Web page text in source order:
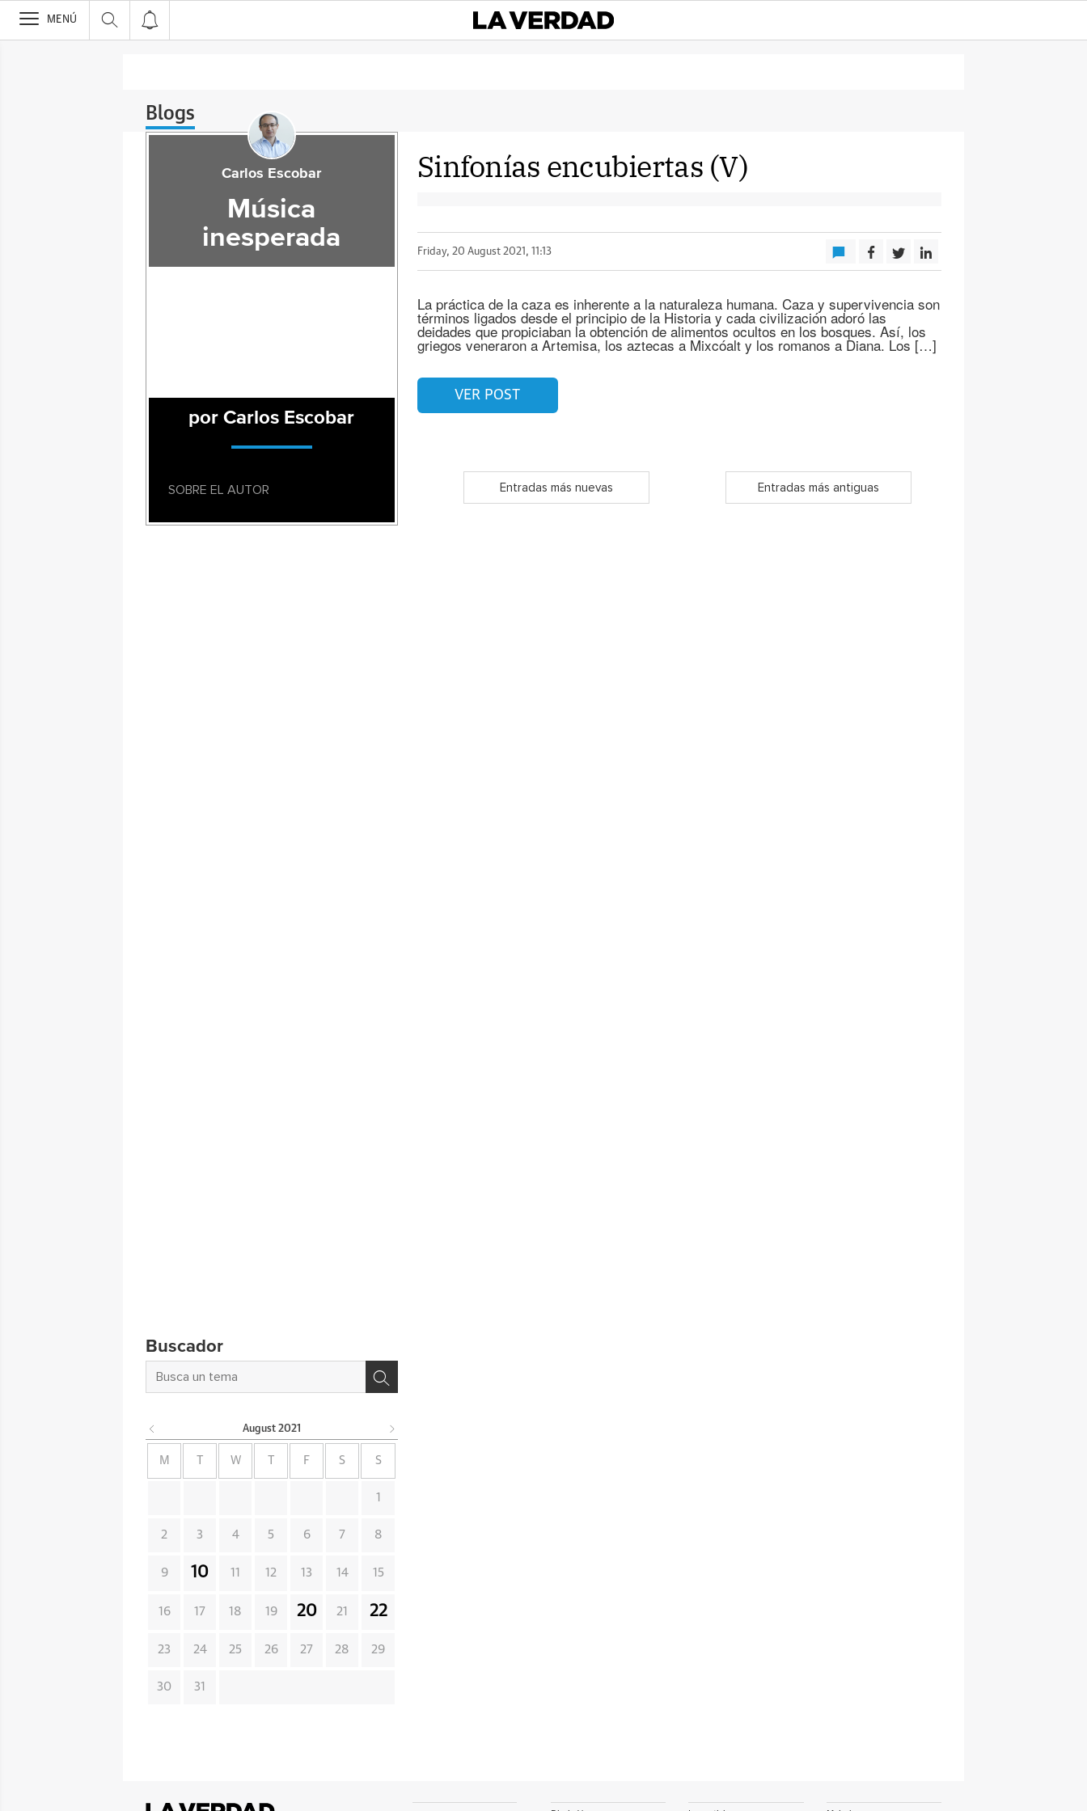
>
MENÚ
Blogs
Sinfonías encubiertas (V)
Friday, 20 August 2021, 11:13
La práctica de la caza es inherente a la naturaleza humana. Caza y supervivencia son
términos ligados desde el principio de la Historia y cada civilización adoró las
deidades que propiciaban la obtención de alimentos ocultos en los bosques. Así, los
griegos veneraron a Artemisa, los aztecas a Mixcóalt y los romanos a Diana. Los […]
VER POST
Entradas más nuevas Entradas más antiguas
Carlos Escobar
Música
inesperada
por Carlos Escobar
SOBRE EL AUTOR
Buscador
August 2021
M W F S S
1
2 3 4 5 6 7 8
9 10 11 12 13 14 15
16 17 18 19 20 21 22
23 24 25 26 27 28 29
30 31